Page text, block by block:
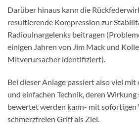
Darüber hinaus kann die
resultierende Kompression zur
Radioulnargelenks beitragen
einigen Jahren von Jim Mack und
Mitverursacher identifiziert).
Bei dieser Anlage passiert also viel
und einfachen Technik, deren
bewertet werden kann- mit sofortigen
schmerzfreien Griff als Ziel.